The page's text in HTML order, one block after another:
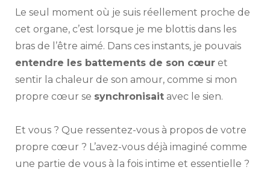
Le seul moment où je suis réellement proche de
cet organe, c’est lorsque je me blottis dans les
bras de l’être aimé. Dans ces instants, je pouvais
entendre les battements de son cœur et
sentir la chaleur de son amour, comme si mon
propre cœur se synchronisait avec le sien.
Et vous ? Que ressentez-vous à propos de votre
propre cœur ? L’avez-vous déjà imaginé comme
une partie de vous à la fois intime et essentielle ?